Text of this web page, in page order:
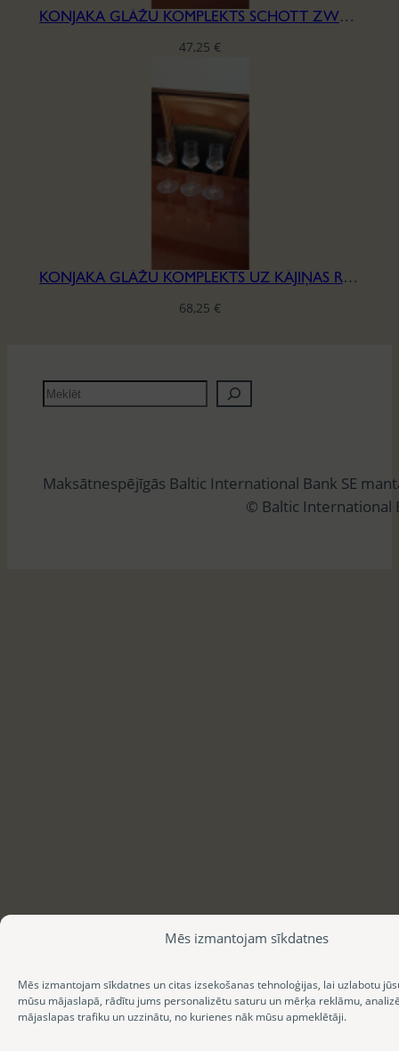
Mēs izmantojam sīkdatnes
Mēs izmantojam sīkdatnes un citas izsekošanas tehnoloģijas, lai uzlabotu
mūsu mājaslapā, rādītu jums personalizētu saturu un mērķa reklāmu,
mājaslapas trafiku un uzzinātu, no kurienes nāk mūsu apmeklētāji.
KONJAKA GLĀŽU KOMPLEKTS SCHOTT ZWEISEL
47,25 €
KONJAKA GLĀŽU KOMPLEKTS UZ KĀJIŅAS RIEDEL, H-16,5MM
68,25 €
M
e
ē
Maksātnespējīgās Baltic International Bank SE
© Baltic International